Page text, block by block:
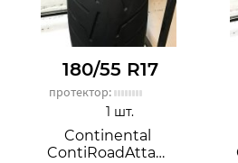
180/55 R17
протектор:
Continental
ContiRoadAttack 3
1 шт.